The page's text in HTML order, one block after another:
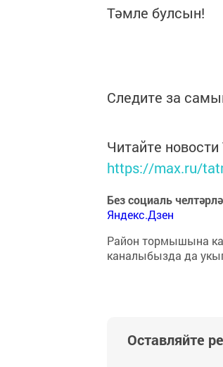
Тәмле булсын!
Следите за
Читайте
https://max.ru/
Без социаль
Яндекс.Дзен
Район тормышына
каналыбызда да
Оставляйте